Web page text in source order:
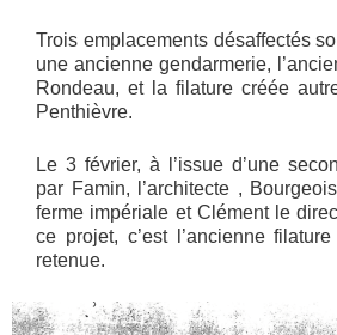
Trois emplacements désaffectés
une ancienne gendarmerie,
Rondeau, et la filature créée
Penthièvre.
Le 3 février, à l’issue d’une
par Famin, l’architecte ,
ferme impériale et Clément le
ce projet, c’est l’ancienne
retenue.